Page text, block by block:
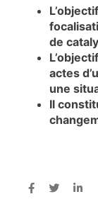
de
actes
une
Il